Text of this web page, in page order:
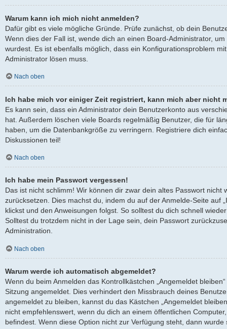
Warum kann ich mich nicht anmelden?
Dafür gibt es viele mögliche Gründe. Prüfe zunächst, ob dein
Wenn dies der Fall ist, wende dich an einen Board-Administrator,
wurdest. Es ist ebenfalls möglich, dass ein Konfigurationsproblem
Administrator lösen muss.
Nach oben
Ich habe mich vor einiger Zeit registriert, kann mich aber nicht
Es kann sein, dass ein Administrator dein Benutzerkonto aus
hat. Außerdem löschen viele Boards regelmäßig Benutzer, die für
haben, um die Datenbankgröße zu verringern. Registriere dich
Diskussionen teil!
Nach oben
Ich habe mein Passwort vergessen!
Das ist nicht schlimm! Wir können dir zwar dein altes Passwort nicht
zurücksetzen. Dies machst du, indem du auf der Anmelde-Seite auf
klickst und den Anweisungen folgst. So solltest du dich schnell
Solltest du trotzdem nicht in der Lage sein, dein Passwort
Administration.
Nach oben
Warum werde ich automatisch abgemeldet?
Wenn du beim Anmelden das Kontrollkästchen „Angemeldet
Sitzung angemeldet. Dies verhindert den Missbrauch deines
angemeldet zu bleiben, kannst du das Kästchen „Angemeldet
nicht empfehlenswert, wenn du dich an einem öffentlichen
befindest. Wenn diese Option nicht zur Verfügung steht, dann